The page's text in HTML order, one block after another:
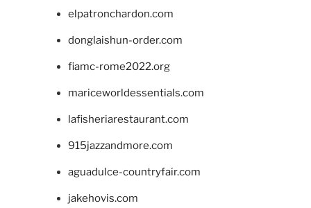
elpatronchardon.com
donglaishun-order.com
fiamc-rome2022.org
mariceworldessentials.com
lafisheriarestaurant.com
915jazzandmore.com
aguadulce-countryfair.com
jakehovis.com